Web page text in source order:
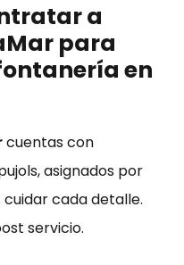
a
para
en
cuentas con
asignados por
cada detalle.
servicio.